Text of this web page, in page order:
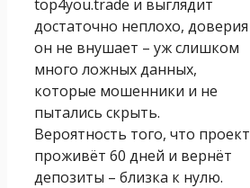
top4you.trade и выглядит
достаточно неплохо, доверия
он не внушает – уж слишком
много ложных данных,
которые мошенники и не
пытались скрыть.
Вероятность того, что проект
проживёт 60 дней и вернёт
депозиты – близка к нулю.